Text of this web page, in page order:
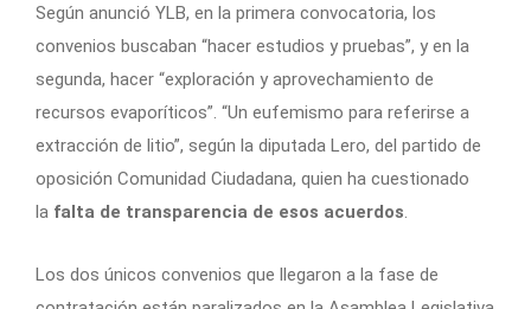
Según anunció YLB, en la primera convocatoria, los
convenios buscaban “hacer estudios y pruebas”, y en la
segunda, hacer “exploración y aprovechamiento de
recursos evaporíticos”. “Un eufemismo para referirse a
extracción de litio”, según la diputada Lero, del partido de
oposición Comunidad Ciudadana, quien ha cuestionado
la falta de transparencia de esos acuerdos.
Los dos únicos convenios que llegaron a la fase de